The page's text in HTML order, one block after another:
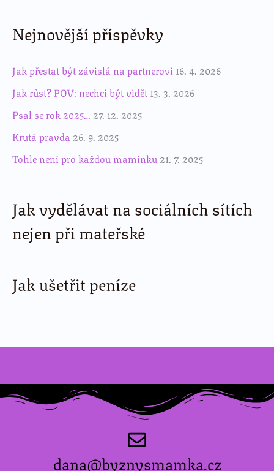
Nejnovější příspěvky
Jak přestat být závislá na partnerovi 16. 4. 2026
Jak růst? POV: nechci být vidět 13. 3. 2026
Psal se rok 2025… 27. 12. 2025
Krutá pravda 26. 9. 2025
Tohle není pro každou maminku 21. 7. 2025
Jak vydělávat na sociálních sítích
nejen při mateřské
Jak ušetřit peníze
dana@byznysmamka.cz